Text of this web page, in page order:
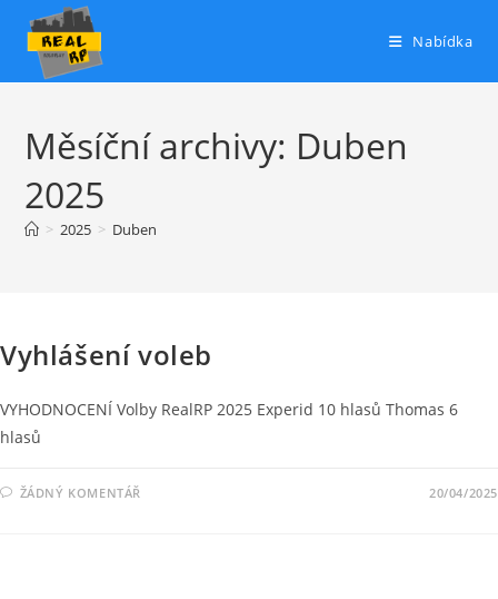
obsahu
Nabídka
Měsíční archivy: Duben
2025
> 2025 > Duben
Vyhlášení voleb
VYHODNOCENÍ Volby RealRP 2025 Experid 10 hlasů Thomas 6
hlasů
ŽÁDNÝ KOMENTÁŘ 20/04/2025